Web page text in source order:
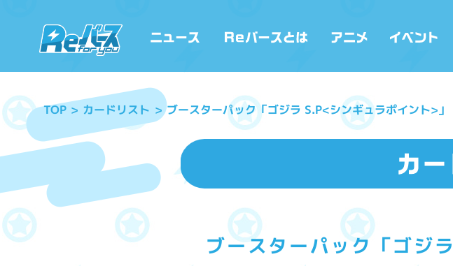
TOP カードリスト ブースターパック「ゴジラ S.P<シンギュラポイント>」
ブースターパック「ゴジ